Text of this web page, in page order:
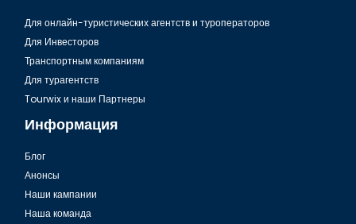
Для онлайн-туристических агентств и туроператоров
Для Инвесторов
Транспортным компаниям
Для турагентств
Tourwix и наши Партнеры
Информация
Блог
Анонсы
Наши кампании
Наша команда